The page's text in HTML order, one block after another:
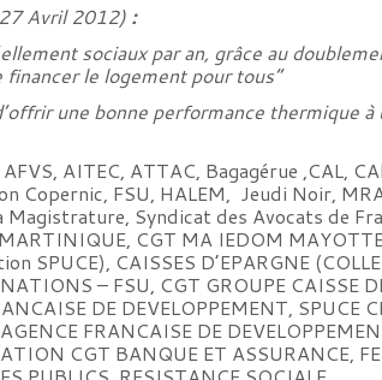
Avril 2012) :
sociaux par an, grâce au
financer le logement pour tous”
une bonne performance thermique
AITEC, ATTAC, Bagagérue ,CAL,
Copernic, FSU, HALEM, Jeudi Noir,
Syndicat des Avocats de
CGT MA IEDOM
SPUCE), CAISSES D’EPARGNE
– FSU, CGT GROUPE CAISSE
DE DEVELOPPEMENT, SPUCE
FRANCAISE DE
CGT BANQUE ET ASSURANCE,